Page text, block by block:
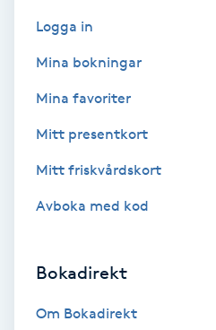
Manikyr & Pedikyr
Logga in
Mina bokningar
Mina favoriter
Mitt presentkort
Mitt friskvårdskort
Avboka med kod
Bokadirekt
Om Bokadirekt